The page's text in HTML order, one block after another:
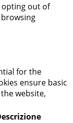
out of
for the
ensure basic
website,